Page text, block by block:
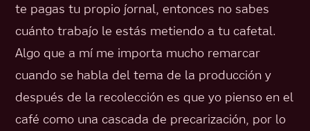
te pagas tu propio jornal, entonces no sabes
cuánto trabajo le estás metiendo a tu cafetal.
Algo que a mí me importa mucho remarcar
cuando se habla del tema de la producción y
después de la recolección es que yo pienso en el
café como una cascada de precarización, por lo